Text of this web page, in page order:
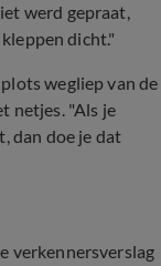
werd gepraat,
dicht."
wegliep van de
netjes. "Als je
dan doe je dat
verkennersverslag